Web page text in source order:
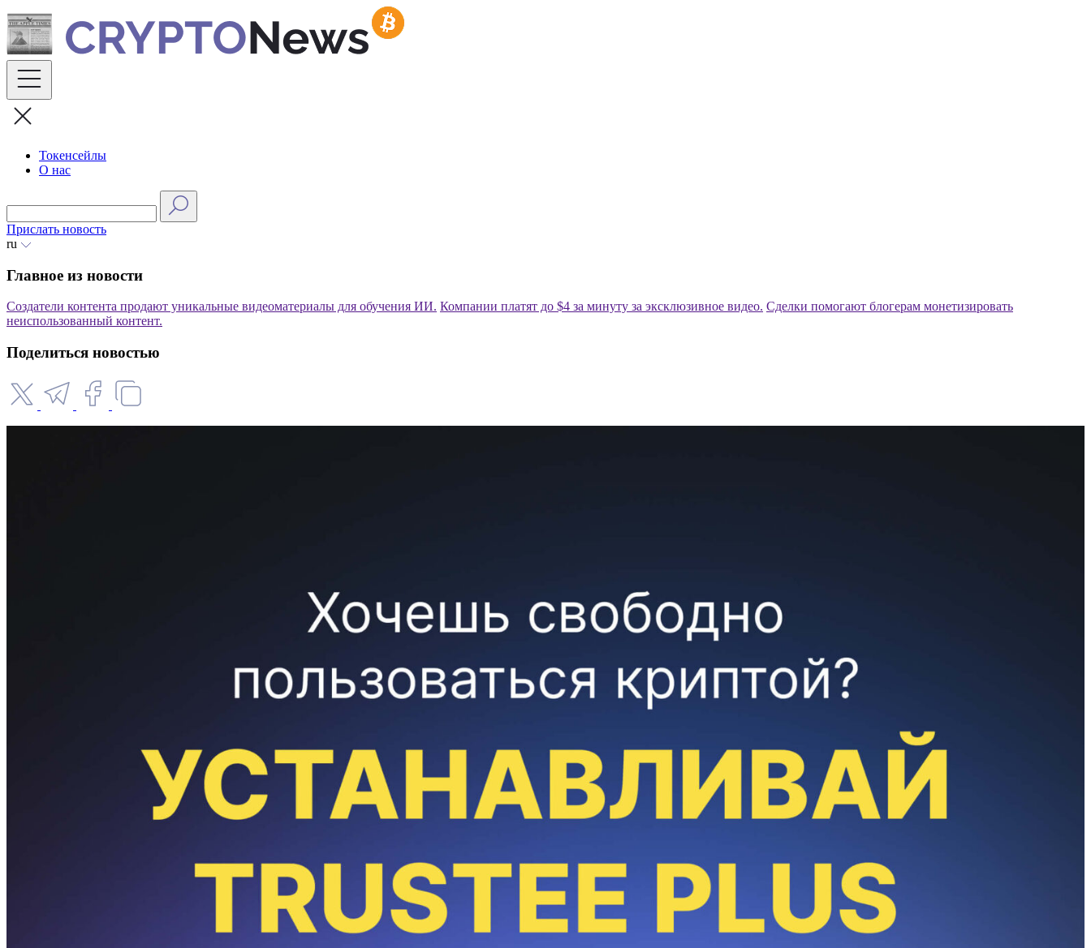
Skip
to
content
Токенсейлы
О нас
Прислать новость
ru
Главное из новости
Создатели контента продают уникальные видеоматериалы для обучения ИИ. Компании платят до $4 за минуту за эксклюзивное видео. Сделки помогают блогерам монетизировать
неиспользованный контент.
Поделиться новостью